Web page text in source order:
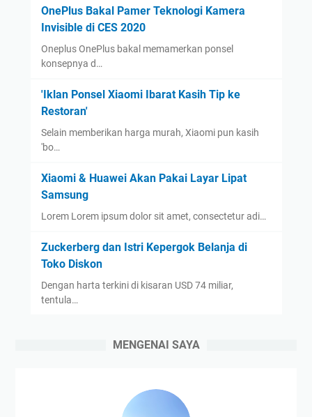
t
e
OnePlus Bakal Pamer Teknologi Kamera
Invisible di CES 2020
Oneplus OnePlus bakal memamerkan ponsel
konsepnya d…
'Iklan Ponsel Xiaomi Ibarat Kasih Tip ke
Restoran'
Selain memberikan harga murah, Xiaomi pun kasih
'bo…
Xiaomi & Huawei Akan Pakai Layar Lipat
Samsung
Lorem Lorem ipsum dolor sit amet, consectetur adi…
Zuckerberg dan Istri Kepergok Belanja di
Toko Diskon
Dengan harta terkini di kisaran USD 74 miliar,
tentula…
MENGENAI SAYA